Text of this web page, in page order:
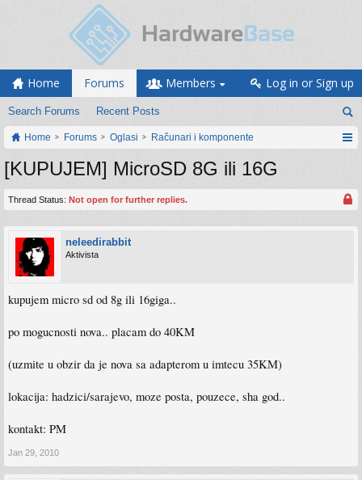
Home Forums
Search Forums Recent Posts
Members Log in or Sign up
Home Forums Oglasi Računari i komponente
[KUPUJEM] MicroSD 8G ili 16G
Thread Status: Not open for further replies.
neleedirabbit
Aktivista
kupujem micro sd od 8g ili 16giga..
po mogucnosti nova.. placam do 40KM
(uzmite u obzir da je nova sa adapterom u imtecu 35KM)
lokacija: hadzici/sarajevo, moze posta, pouzece, sha god..
kontakt: PM
Jan 29, 2010